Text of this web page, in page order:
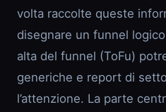
volta raccolte queste
disegnare un funnel
alta del funnel (ToFu)
generiche e report di
l’attenzione. La parte